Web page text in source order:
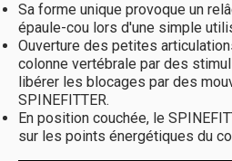
Sa forme unique provoque un
épaule-cou lors d'une simple
Ouverture des petites
colonne vertébrale par des
libérer les blocages par des
SPINEFITTER.
En position couchée, le
sur les points énergétiques du